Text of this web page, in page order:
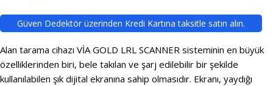
Güven Dedektör üzerinden Kredi Kartına taksitle satın alın.
Alan tarama cihazı VİA GOLD LRL SCANNER sisteminin en büyük
özelliklerinden biri, bele takılan ve şarj edilebilir bir şekilde
kullanılabilen şık dijital ekranına sahip olmasıdır. Ekranı, yaydığı